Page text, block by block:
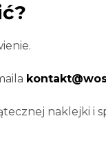
naklejki i